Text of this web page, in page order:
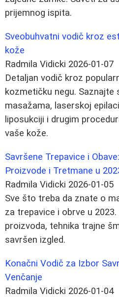
prijemnog ispita.
Sveobuhvatni vodič kroz
kože
Radmila Vidicki 2026-01-07
Detaljan vodič kroz
kozmetičku negu. Saznajte
masažama, laserskoj
liposukciji i drugim
vaše kože.
Savršene Trepavice i
Proizvode i Tretmane u
Radmila Vidicki 2026-01-05
Sve što treba da znate o
za trepavice i obrve u
proizvoda, tehnika trajne
savršen izgled.
Konačni Vodič za Izbor
Venčanje
Radmila Vidicki 2026-01-04